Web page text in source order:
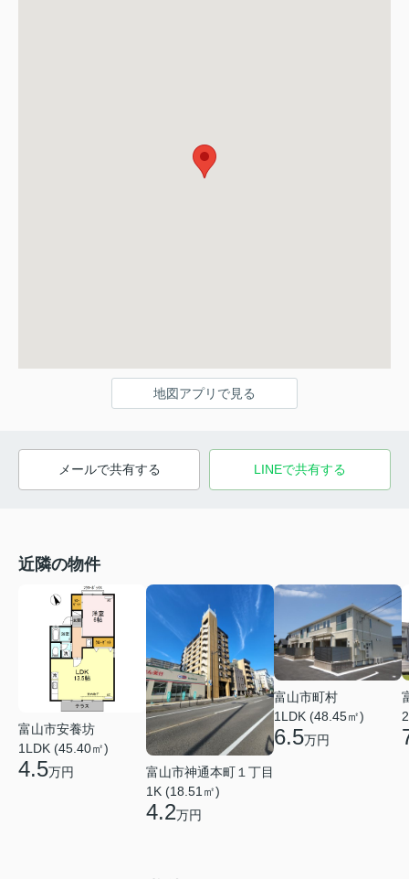
地図アプリで見る
メールで共有する LINEで共有する
近隣の物件
富山市安養坊
1LDK (45.40㎡)
4.5万円
富山市神通本町１丁目
1K (18.51㎡)
4.2万円
富山市町村
1LDK (48.45㎡)
6.5万円